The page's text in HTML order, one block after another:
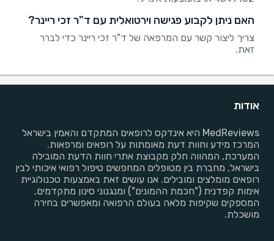
האם ניתן לקבוע פגישה וירטואלית עם ד"ר זכי ריינר?
צריך ליצור קשר עם המרפאה של ד"ר זכי ריינר כדי לברר
זאת.
אודות
MedReviews היא אינדקס לרופאים המתקדם והאמין בישראל
המרכז מידע וחוות דעת מאומתות על רופאים ומרפאות.
המערכת, המהווה חלק מקבוצת אתרי חוות הדעת המובילה
בישראל, מחברת בין מטופלים המחפשים טיפול רפואי איכותי לבין
רופאים מומלצים ומובילים. אנו עושים זאת באמצעות טכנולוגיית
אימות קפדנית ("חכמת ההמונים") ומנגנוני סינון מתקדמים,
המספקים שקיפות מלאה בעולם הרפואה ומאפשרים בחירה
מושכלת.